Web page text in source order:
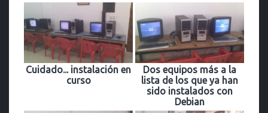
Cuidado... instalación en
curso
Dos equipos más a la
lista de los que ya han
sido instalados con
Debian